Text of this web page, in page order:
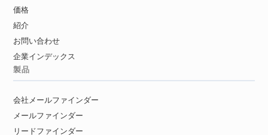
s**********@ca-illeetvilaine.fr
e********@ca-illeetvilaine.fr
j************@ca-illeetvilaine.fr
w***********@ca-illeetvilaine.fr
価格
紹介
お問い合わせ
企業インデックス
製品
会社メールファインダー
メールファインダー
リードファインダー